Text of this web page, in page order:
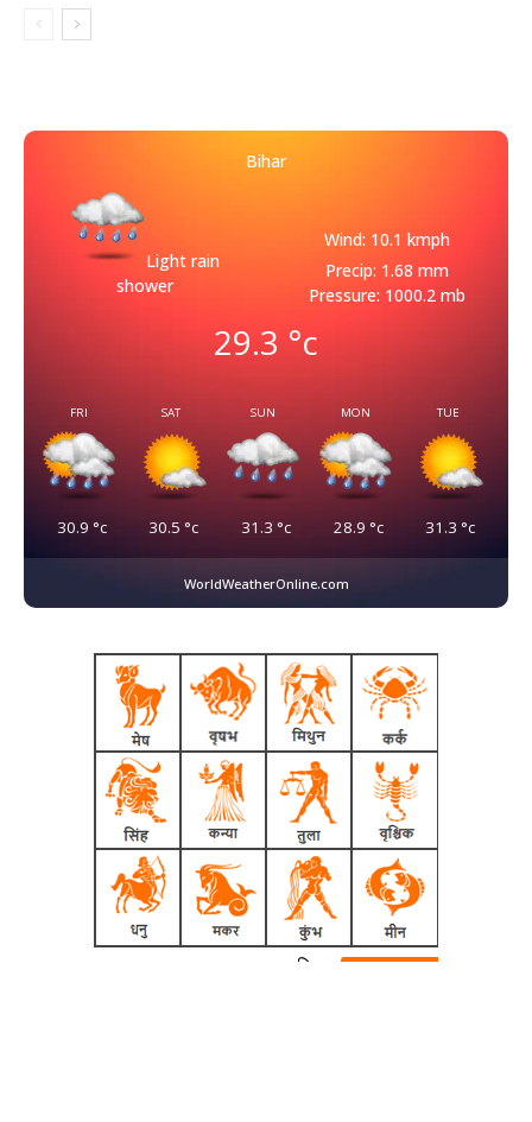
Bihar
Light rain
shower
Wind: 10.1 kmph
Precip: 1.68 mm
Pressure: 1000.2 mb
29.3 °c
FRI
30.9 °c
SAT
30.5 °c
SUN
31.3 °c
MON
28.9 °c
TUE
31.3 °c
WorldWeatherOnline.com